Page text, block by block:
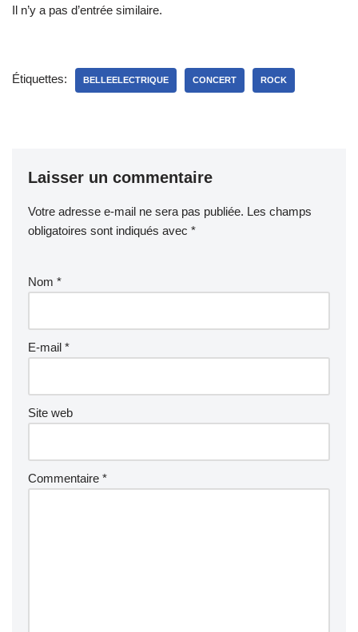
Il n’y a pas d’entrée similaire.
Étiquettes: BELLEELECTRIQUE CONCERT ROCK
Laisser un commentaire
Votre adresse e-mail ne sera pas publiée. Les champs
obligatoires sont indiqués avec *
Nom *
E-mail *
Site web
Commentaire *